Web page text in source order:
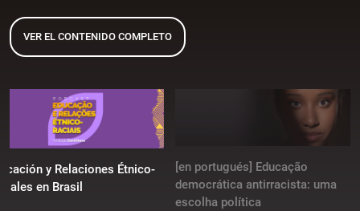
VER EL CONTENIDO COMPLETO
y Relaciones Étnico-
en Brasil
[en portugués] Educação
democrática antirracista: uma
escolha política